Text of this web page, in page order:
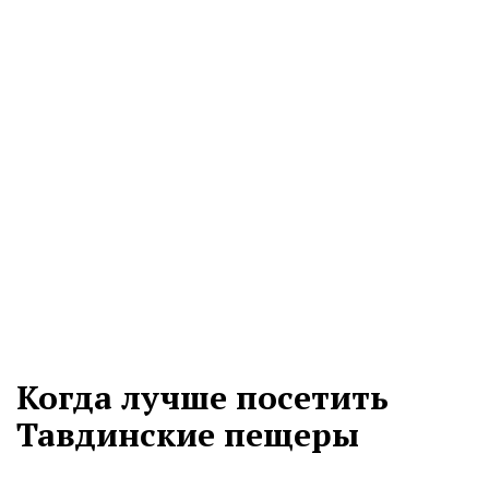
Когда лучше посетить
Тавдинские пещеры